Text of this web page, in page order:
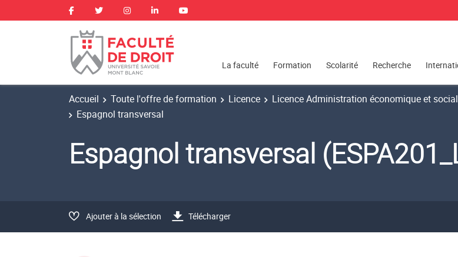
La faculté Formation Scolarité Recherche
Accueil Toute l'offre de formation Licence Licence Administration économique et
Espagnol transversal
Espagnol transversal
Ajouter à la sélection Télécharger